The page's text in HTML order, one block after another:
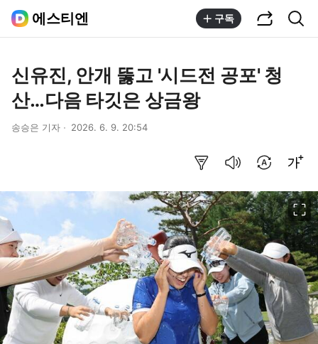
에스티엔 구독
신유진, 안개 뚫고 '시드전 공포' 청
산…다음 타깃은 상금왕
송승은 기자 2026. 6. 9. 20:54